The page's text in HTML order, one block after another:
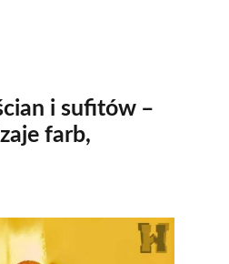
i sufitów –
farb,